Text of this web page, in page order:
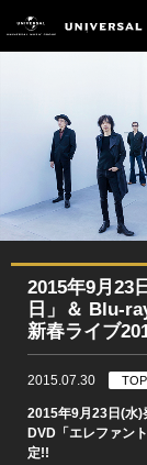
2015年9月23
日」＆ Blu-
新春ライブ
2015.07.30
2015年9月23日(水
DVD「エレファン
定!!